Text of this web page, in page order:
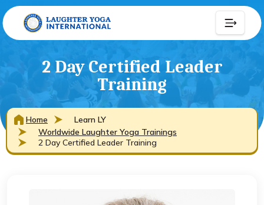
2 Day Certified Leader
Training
Home
Learn LY
Worldwide Laughter Yoga Trainings
2 Day Certified Leader Training